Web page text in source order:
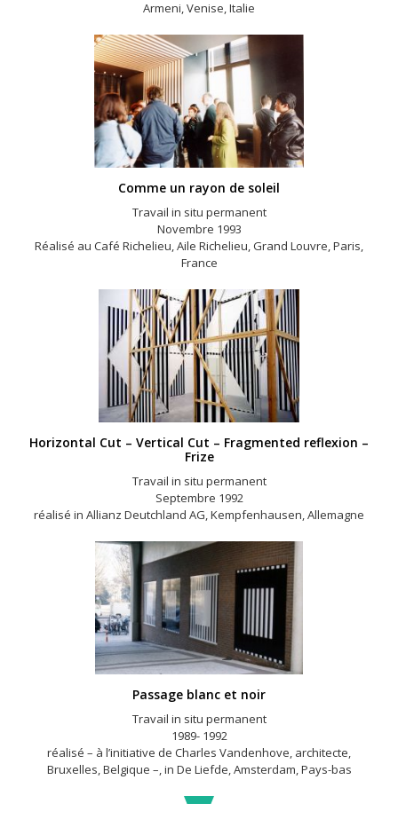
Armeni, Venise, Italie
Comme un rayon de soleil
Travail in situ permanent
Novembre 1993
Réalisé au Café Richelieu, Aile Richelieu, Grand Louvre, Paris,
France
Horizontal Cut – Vertical Cut – Fragmented reflexion –
Frize
Travail in situ permanent
Septembre 1992
réalisé in Allianz Deutchland AG, Kempfenhausen, Allemagne
Passage blanc et noir
Travail in situ permanent
1989- 1992
réalisé – à l’initiative de Charles Vandenhove, architecte,
Bruxelles, Belgique –, in De Liefde, Amsterdam, Pays-bas